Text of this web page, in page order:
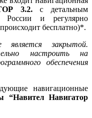
3.2.с детальным
России и регулярно
бесплатно)*.
является закрытой.
настроить на
обеспечения
навигационные
“Навител Навигатор